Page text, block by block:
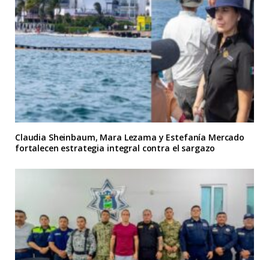
Claudia Sheinbaum, Mara Lezama y Estefanía Mercado
fortalecen estrategia integral contra el sargazo